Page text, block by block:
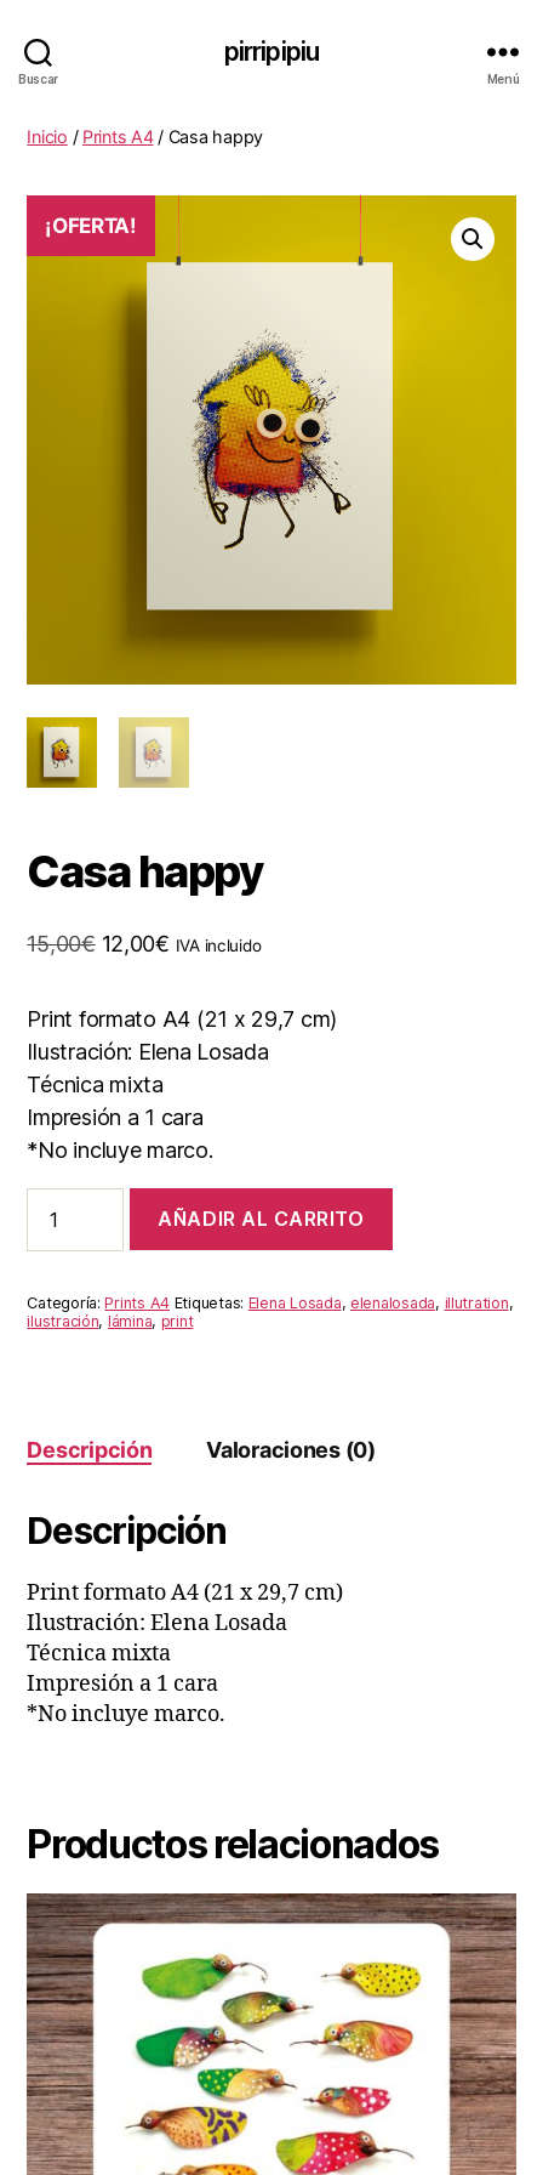
Buscar
pirripipiu
Menú
Inicio / Prints A4/ Casa happy
¡OFERTA!
Casa happy
15,00€ El
original
era:
15,00€.
12,00€El
actual
IVA incluido
Print formato A4 (21 x 29,7 cm)
Ilustración: Elena Losada
Técnica mixta
Impresión a 1 cara
*No incluye marco.
happy
cantidad
AÑADIR AL CARRITO
Categoría:Prints A4 Etiquetas: Elena Losada, elenalosada, illutration,
ilustración, lámina, print
Descripción Valoraciones (0)
Descripción
Print formato A4 (21 x 29,7 cm)
Ilustración: Elena Losada
Técnica mixta
Impresión a 1 cara
*No incluye marco.
Productos relacionados